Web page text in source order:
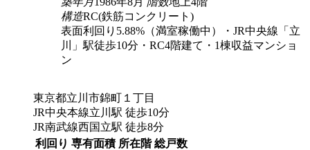
構造RC(鉄筋コンクリート)
表面利回り5.88%（満室稼働中）・JR中央線「立
川」駅徒歩10分・RC4階建て・1棟収益マンショ
ン
東京都立川市錦町１丁目
JR中央本線立川駅 徒歩10分
JR南武線西国立駅 徒歩8分
利回り 専有面積 所在階 総戸数